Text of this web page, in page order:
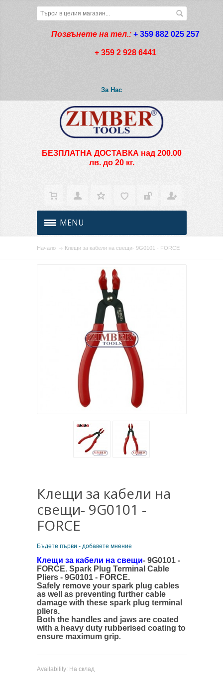
Позвънете на тел.: + 359 882 025 257
+ 359 2 928 6441
За Нас
БЕЗПЛАТНА ДОСТАВКА над 200.00
лв. до 20 кг.
MENU
Начало Клещи за кабели на свещи- 9G0101 - FORCE
Клещи за кабели на
свещи- 9G0101 -
FORCE
Бъдете първи - добавете мнение
Клещи за кабели на свещи- 9G0101 -
FORCE. Spark Plug Terminal Cable
Pliers - 9G0101 - FORCE.
Safely remove your spark plug cables
as well as preventing further cable
damage with these spark plug terminal
pliers.
Both the handles and jaws are coated
with a heavy duty rubberised coating to
ensure maximum grip.
Availability: На склад